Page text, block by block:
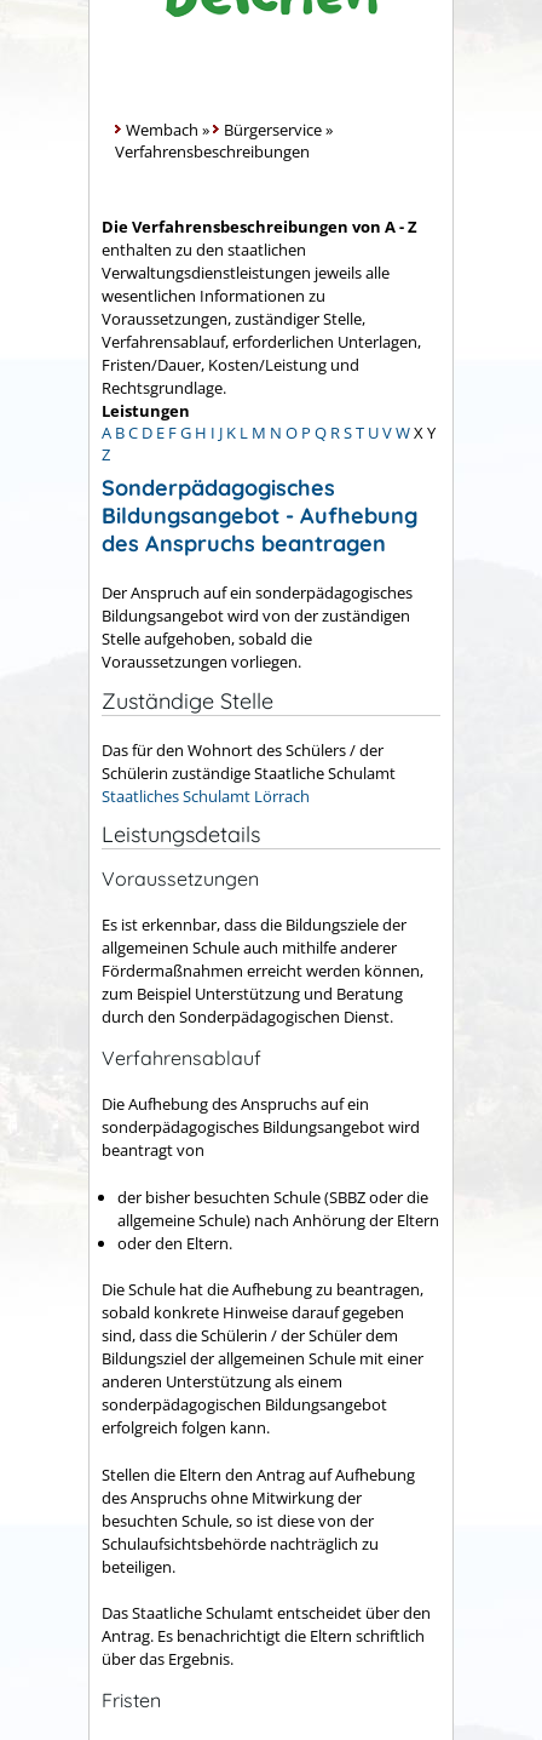
Wembach » Bürgerservice»
Verfahrensbeschreibungen
Die Verfahrensbeschreibungen von A - Z
enthalten zu den staatlichen
Verwaltungsdienstleistungen jeweils alle
wesentlichen Informationen zu
Voraussetzungen, zuständiger Stelle,
Verfahrensablauf, erforderlichen Unterlagen,
Fristen/Dauer, Kosten/Leistung und
Rechtsgrundlage.
Leistungen
A BC D E FG H I J K L M N O P Q RST UVWX Y
Z
Sonderpädagogisches
Bildungsangebot - Aufhebung
des Anspruchs beantragen
Der Anspruch auf ein sonderpädagogisches
Bildungsangebot wird von der zuständigen
Stelle aufgehoben, sobald die
Voraussetzungen vorliegen.
Zuständige Stelle
Das für den Wohnort des Schülers / der
Schülerin zuständige Staatliche Schulamt
Staatliches Schulamt Lörrach
Leistungsdetails
Voraussetzungen
Es ist erkennbar, dass die Bildungsziele der
allgemeinen Schule auch mithilfe anderer
Fördermaßnahmen erreicht werden können,
zum Beispiel Unterstützung und Beratung
durch den Sonderpädagogischen Dienst.
Verfahrensablauf
Die Aufhebung des Anspruchs auf ein
sonderpädagogisches Bildungsangebot wird
beantragt von
der bisher besuchten Schule (SBBZ oder die
allgemeine Schule) nach Anhörung der Eltern
oder den Eltern.
Die Schule hat die Aufhebung zu beantragen,
sobald konkrete Hinweise darauf gegeben
sind, dass die Schülerin / der Schüler dem
Bildungsziel der allgemeinen Schule mit einer
anderen Unterstützung als einem
sonderpädagogischen Bildungsangebot
erfolgreich folgen kann.
Stellen die Eltern den Antrag auf Aufhebung
des Anspruchs ohne Mitwirkung der
besuchten Schule, so ist diese von der
Schulaufsichtsbehörde nachträglich zu
beteiligen.
Das Staatliche Schulamt entscheidet über den
Antrag. Es benachrichtigt die Eltern schriftlich
über das Ergebnis.
Fristen